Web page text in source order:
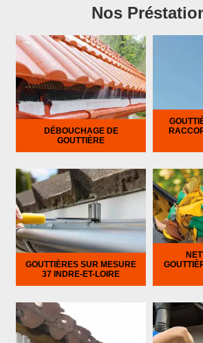
Nos
DÉBOUCHAGE DE
GOUTTIÈRE
GOUTTIÈRES SUR MESURE
37 INDRE-ET-LOIRE